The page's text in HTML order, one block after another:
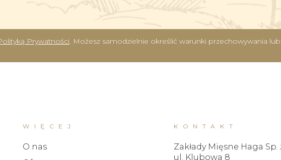
Prywatności. Możesz samodzielnie określić warunki przechowywania
WIĘCEJ
O nas
KONTAKT
Zakłady Mięsne Haga Sp.
ul. Klubowa 8